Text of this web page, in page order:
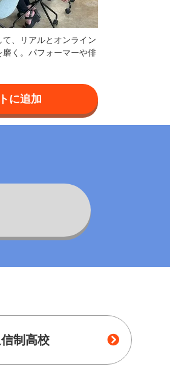
、リアルとオンライン
く。パフォーマーや俳
制高校